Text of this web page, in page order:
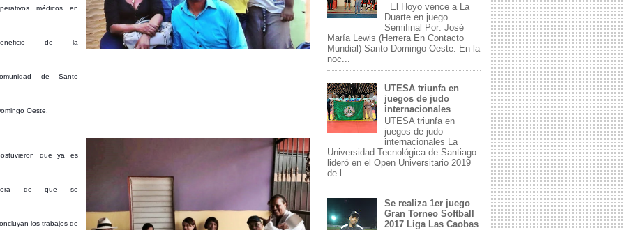
médicos en
de la
de Santo
Oeste.
que ya es
de que se
los trabajos de
El Hoyo vence a La
Duarte en juego
Semifinal Por: José
María Lewis (Herrera En Contacto
Mundial) Santo Domingo Oeste. En la
noc...
UTESA triunfa en
juegos de judo
internacionales
UTESA triunfa en
juegos de judo
internacionales La
Universidad Tecnológica de Santiago
lideró en el Open Universitario 2019
de l...
Se realiza 1er juego
Gran Torneo Softball
2017 Liga Las Caobas